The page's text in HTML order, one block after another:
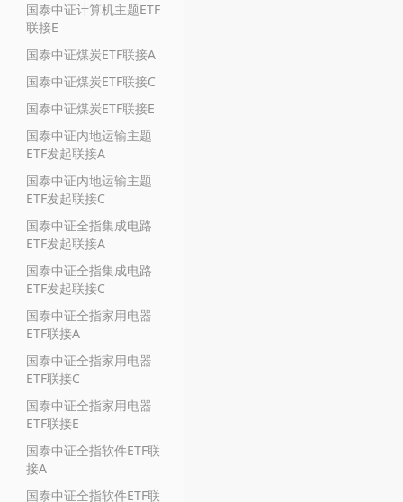
国泰中证计算机主题ETF
联接E
国泰中证煤炭ETF联接A
国泰中证煤炭ETF联接C
国泰中证煤炭ETF联接E
国泰中证内地运输主题
ETF发起联接A
国泰中证内地运输主题
ETF发起联接C
国泰中证全指集成电路
ETF发起联接A
国泰中证全指集成电路
ETF发起联接C
国泰中证全指家用电器
ETF联接A
国泰中证全指家用电器
ETF联接C
国泰中证全指家用电器
ETF联接E
国泰中证全指软件ETF联
接A
国泰中证全指软件ETF联